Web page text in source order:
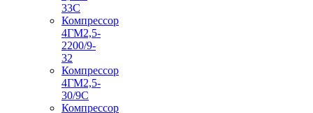
33С
Компрессор
4ГМ2,5-
2200/9-
32
Компрессор
4ГМ2,5-
30/9С
Компрессор